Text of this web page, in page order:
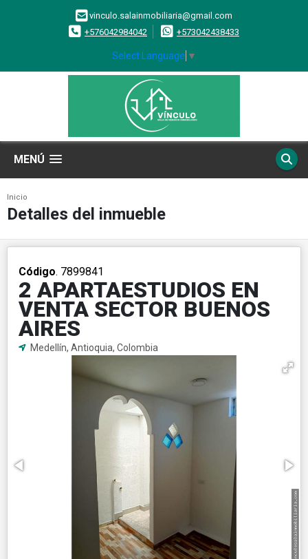
vinculo.salainmobiliaria@gmail.com
+576042984042
+573042438433
Select Language ▼
MENÚ
Inicio
Detalles del inmueble
Código. 7899841
2 APARTAESTUDIOS EN
VENTA SECTOR BUENOS
AIRES
Medellín, Antioquia, Colombia